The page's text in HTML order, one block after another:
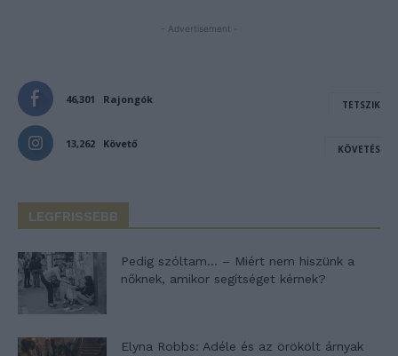
- Advertisement -
46,301 Rajongók TETSZIK
13,262 Követő KÖVETÉS
LEGFRISSEBB
Pedig szóltam… – Miért nem hiszünk a
nőknek, amikor segítséget kérnek?
Elyna Robbs: Adéle és az örökölt árnyak